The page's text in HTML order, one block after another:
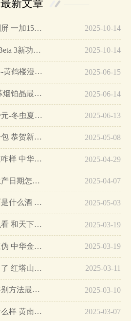
最新文章
一加15全球首发超高刷屏 一加15参数详细配置… 2025-10-14
iOS 26.1开发者预览版Beta 3新功能详解… 2025-10-14
黄鹤楼漫天游软包价格-黄鹤楼漫天游软包多少钱一盒… 2025-06-15
苏烟铂晶多少钱一包 苏烟铂晶最新价格… 2025-06-14
冬虫夏草香烟一盒多少元-冬虫夏草香烟一盒多少元2025最新价格… 2025-06-13
恭贺新禧香烟多少钱一包 恭贺新禧香烟价格表和图片… 2025-05-08
中华金中支好抽吗味道咋样 中华金中支口感特点介绍… 2025-04-29
南京金陵十二钗香烟生产日期怎么看 南京金陵十二钗香烟保质期… 2025-04-07
贵烟国酒香30爆珠里面是什么酒 贵烟国酒香30怎么辨别真假… 2025-05-03
和天下烟生产日期怎么看 和天下烟真假辨别方法六个方面… 2025-03-19
中华金中支如何辨别真伪 中华金中支真假烟鉴别方法… 2025-03-19
红塔山软新为什么不出了 红塔山软新烟停售原因详解… 2025-03-11
黄鹤楼硬奇景真假的辨别方法最简单版… 2025-03-10
黄南京香烟20元一包什么样 黄南京香烟真假鉴别… 2025-03-07